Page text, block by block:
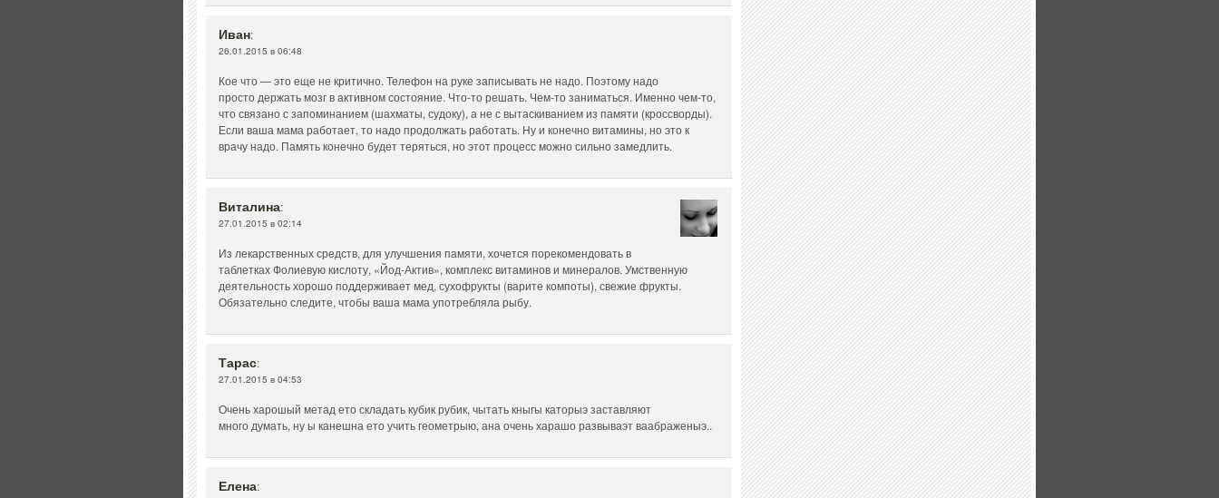
Иван:
26.01.2015 в 06:48
Кое что — это еще не критично. Телефон на руке записывать не надо. Поэтому надо
просто держать мозг в активном состояние. Что-то решать. Чем-то заниматься. Именно чем-то,
что связано с запоминанием (шахматы, судоку), а не с вытаскиванием из памяти (кроссворды).
Если ваша мама работает, то надо продолжать работать. Ну и конечно витамины, но это к
врачу надо. Память конечно будет теряться, но этот процесс можно сильно замедлить.
Виталина:
27.01.2015 в 02:14
Из лекарственных средств, для улучшения памяти, хочется порекомендовать в
таблетках Фолиевую кислоту, «Йод-Актив», комплекс витаминов и минералов. Умственную
деятельность хорошо поддерживает мед, сухофрукты (варите компоты), свежие фрукты.
Обязательно следите, чтобы ваша мама употребляла рыбу.
Тарас:
27.01.2015 в 04:53
Очень харошый метад ето складать кубик рубик, чытать кныгы каторыэ заставляют
много думать, ну ы канешна ето учить геометрыю, ана очень харашо развываэт ваабраженыэ..
Елена: